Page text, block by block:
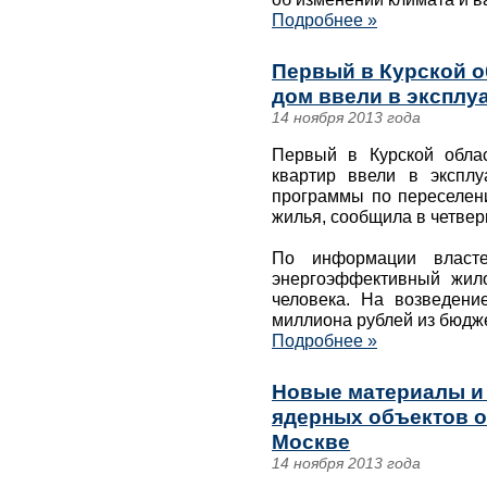
Подробнее »
Первый в Курской
дом ввели в
14 ноября 2013 года
Первый в Курской
квартир ввели в
программы по
жилья, сообщила в
По информации
энергоэффективный
человека. На
миллиона рублей из
Подробнее »
Новые материалы и
ядерных объектов
Москве
14 ноября 2013 года